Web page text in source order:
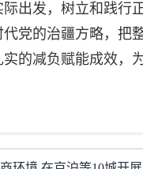
出发，树立和践行
党的治疆方略，把
的减负赋能成效，